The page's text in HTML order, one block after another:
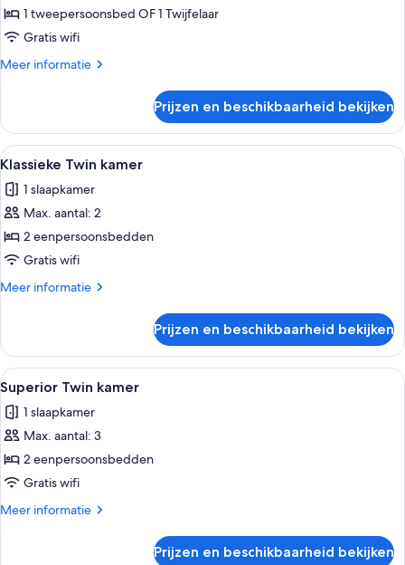
1 tweepersoonsbed OF 1 Twijfelaar
Gratis wifi
Meer informatie
Meer
balkon
Prijzen en beschikbaarheid bekijken
Alle
foto's
voor
Klassieke
Twin
kamer
laden
Een hotelkamer met twee bedden,
5
Klassieke Twin kamer
1 slaapkamer
Max. aantal: 2
2 eenpersoonsbedden
Gratis wifi
Meer informatie
Meer
Twin
kamer
Prijzen en beschikbaarheid bekijken
Alle
foto's
voor
Superior
Twin
kamer
laden
Een hotelkamer met twee bedden,
6
Superior Twin kamer
1 slaapkamer
Max. aantal: 3
2 eenpersoonsbedden
Gratis wifi
Meer informatie
Meer
Prijzen en beschikbaarheid bekijken